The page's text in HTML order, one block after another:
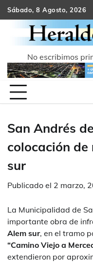
Skip
to
content
Sábado, 8 Agosto, 2026
No escribimos
San Andrés
colocación
sur
Publicado el 2 marzo,
La Municipalidad de
importante obra de
Alem sur, en el tramo
“Camino Viejo a
extendieron por